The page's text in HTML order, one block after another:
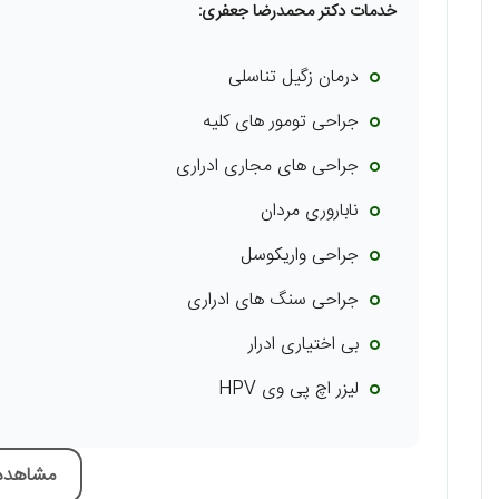
خدمات دکتر محمدرضا جعفری:
درمان زگیل تناسلی
جراحی تومور های کلیه
جراحی های مجاری ادراری
ناباروری مردان
جراحی واریکوسل
جراحی سنگ های ادراری
بی اختیاری ادرار
لیزر اچ پی وی HPV